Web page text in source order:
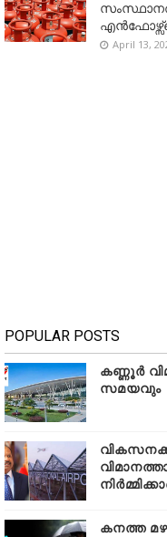
April 13,
POPULAR POSTS
കണ്ണൂർ
സമയവും
കനത്ത